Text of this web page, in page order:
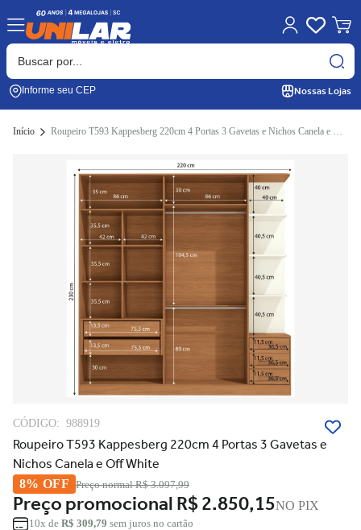
Informe seu CEP Nossas Lojas
Início Roupeiro T593 Kappesberg 220cm 4 Portas 3 Gavetas e Nichos Canela e Off White
CÓDIGO: 988919
Roupeiro T593 Kappesberg 220cm 4 Portas 3 Gavetas e
Nichos Canela e Off White
8% OFF Preço normalR$ 3.097,99
Preço promocionalR$ 2.850,15NO PIX
10x de R$ 309,79 sem juros no cartão